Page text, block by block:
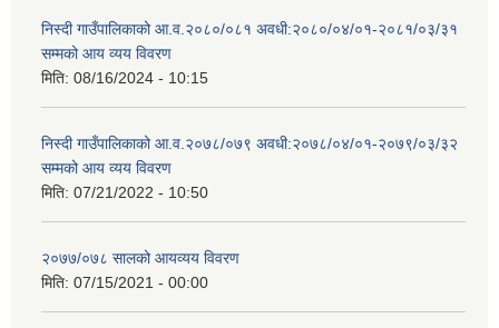
निस्दी गाउँपालिकाको आ.व.२०८०/०८१ अवधी:२०८०/०४/०१-२०८१/०३/३१
सम्मको आय व्यय विवरण
मिति: 08/16/2024 - 10:15
निस्दी गाउँपालिकाको आ.व.२०७८/०७९ अवधी:२०७८/०४/०१-२०७९/०३/३२
सम्मको आय व्यय विवरण
मिति: 07/21/2022 - 10:50
२०७७/०७८ सालको आयव्यय विवरण
मिति: 07/15/2021 - 00:00